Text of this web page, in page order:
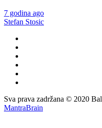
7 godina ago
Stefan Stosic
Sva prava zadržana © 2020
MantraBrain